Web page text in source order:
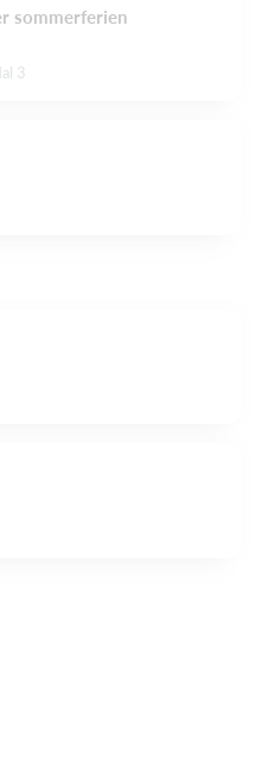
sommerferien
3